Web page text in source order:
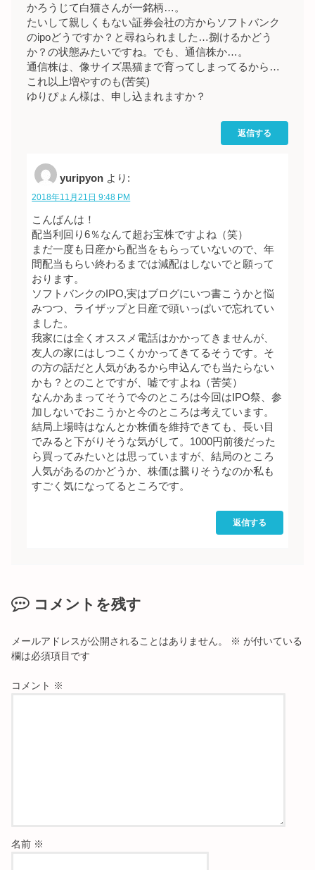
かろうじて白猫さんが一銘柄…。
たいして親しくもない証券会社の方からソフトバンク
のipoどうですか？と尋ねられました…捌けるかどう
か？の状態みたいですね。でも、通信株か…。
通信株は、像サイズ黒猫まで育ってしまってるから…
これ以上増やすのも(苦笑)
ゆりぴょん様は、申し込まれますか？
返信する
yuripyon より:
2018年11月21日 9:48 PM
こんばんは！
配当利回り6％なんて超お宝株ですよね（笑）
まだ一度も日産から配当をもらっていないので、年
間配当もらい終わるまでは減配はしないでと願って
おります。
ソフトバンクのIPO,実はブログにいつ書こうかと悩
みつつ、ライザップと日産で頭いっぱいで忘れてい
ました。
我家には全くオススメ電話はかかってきませんが、
友人の家にはしつこくかかってきてるそうです。そ
の方の話だと人気があるから申込んでも当たらない
かも？とのことですが、嘘ですよね（苦笑）
なんかあまってそうで今のところは今回はIPO祭、参
加しないでおこうかと今のところは考えています。
結局上場時はなんとか株価を維持できても、長い目
でみると下がりそうな気がして。1000円前後だった
ら買ってみたいとは思っていますが、結局のところ
人気があるのかどうか、株価は騰りそうなのか私も
すごく気になってるところです。
返信する
コメントを残す
メールアドレスが公開されることはありません。 ※ が付いている
欄は必須項目です
コメント ※
名前 ※